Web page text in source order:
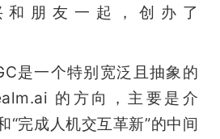
朋友一起，创办了
是一个特别宽泛且抽象的
的方向，主要是介
“完成人机交互革新”的中间